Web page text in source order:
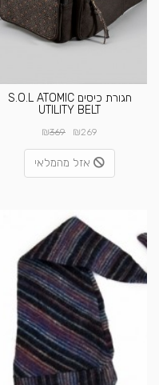
חגורת כיסים S.O.L ATOMIC
UTILITY BELT
₪269
₪369
אזל מהמלאי